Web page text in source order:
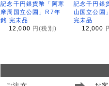
記念千円銀貨幣「阿寒
摩周国立公園」R7年
銘 完未品
12,000 円(税別)
記念千円銀
山国立公園
完未品
12,000